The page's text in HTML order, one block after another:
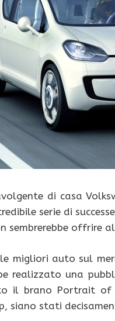
di casa
serie di
sembrerebbe offrire
migliori auto sul
realizzato una
il brano Portrait of
siano stati